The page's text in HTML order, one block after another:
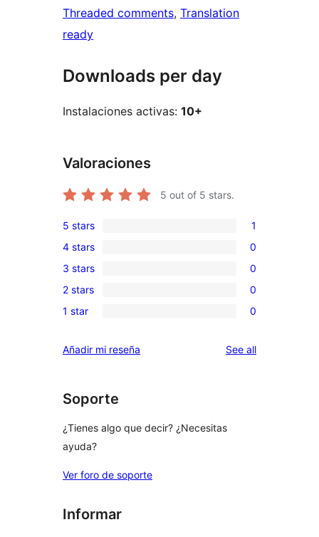
Threaded comments, Translation
ready
Downloads per day
Instalaciones activas: 10+
Valoraciones
5 out of 5 stars.
1
5-
star
review
5 stars 1
0
4-
star
reviews
4 stars 0
0
3-
star
3 stars 0
0
2-
reviews
2 stars 0
0
star
1 star 0
Añadir mi reseña See allreviews
Soporte
¿Tienes algo que decir? ¿Necesitas
ayuda?
Ver foro de soporte
Informar